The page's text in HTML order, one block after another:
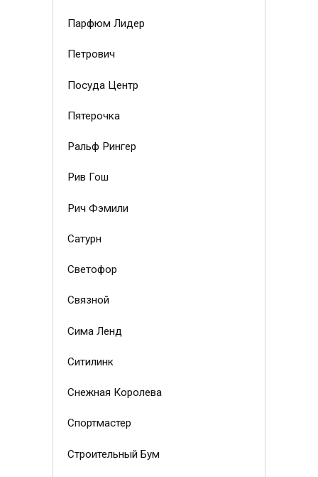
Парфюм Лидер
Петрович
Посуда Центр
Пятерочка
Ральф Рингер
Рив Гош
Рич Фэмили
Сатурн
Светофор
Связной
Сима Ленд
Ситилинк
Снежная Королева
Спортмастер
Строительный Бум